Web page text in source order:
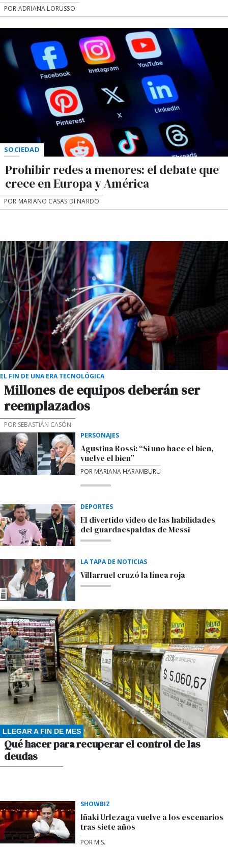
POR ADRIANA LORUSSO
SOCIEDAD
Prohibir redes a menores: el debate que
crece en Europa y América
POR MARIANO CASAS DI NARDO
EL FIN DE UNA ERA TECNOLÓGICA
Millones de equipos deberán ser
reemplazados
POR SEBASTIÁN CASÓN
PERSONAJES
Agustina Rossi: “Si uno hace el bien,
vuelve el bien”
POR MARIANA HARAMBURU
DEPORTES
El divertido video de las habilidades
del guardaespaldas de Messi
LA TAPA DE NOTICIAS
Villarruel cruzó la línea roja
LLEGAR A FIN DE MES
Qué hacer para recuperar el control de las
deudas
SHOWBIZ
Iñaki Urlezaga vuelve a los escenarios
tras siete años
POR M.S.